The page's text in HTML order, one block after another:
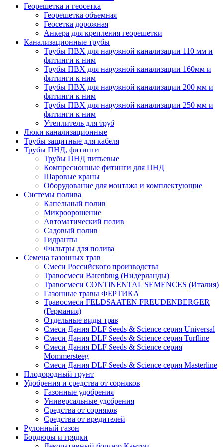
Георешетка и геосетка
Георешетка объемная
Геосетка дорожная
Анкера для крепления георешетки
Канализационные трубы
Трубы ПВХ для наружной канализации 110 мм и
фитинги к ним
Трубы ПВХ для наружной канализации 160мм и
фитинги к ним
Трубы ПВХ для наружной канализации 200 мм и
фитинги к ним
Трубы ПВХ для наружной канализации 250 мм и
фитинги к ним
Утеплитель для труб
Люки канализационные
Трубы защитные для кабеля
Трубы ПНД, фитинги
Трубы ПНД питьевые
Компресионные фитинги для ПНД
Шаровые краны
Оборудование для монтажа и комплектующие
Системы полива
Капельный полив
Микроорошение
Автоматический полив
Садовый полив
Гидранты
Фильтры для полива
Семена газонных трав
Смеси Российского производства
Травосмеси Barenbrug (Нидерланды)
Травосмеси CONTINENTAL SEMENCES (Италия)
Газонные травы ФЕРТИКА
Травосмеси FELDSAATEN FREUDENBERGER
(Германия)
Отдельные виды трав
Смеси Дания DLF Seeds & Sciеnce серия Universal
Смеси Дания DLF Seeds & Sciеnce серия Turfline
Смеси Дания DLF Seeds & Sciеnce серия
Mommersteeg
Смеси Дания DLF Seeds & Sciеnce серия Masterline
Плодородный грунт
Удобрения и средства от сорняков
Газонные удобрения
Универсальные удобрения
Средства от сорняков
Средства от вредителей
Рулонный газон
Бордюры и грядки